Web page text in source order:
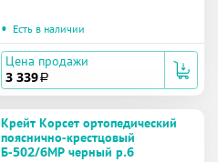
• Есть в наличии
Цена продажи
3 339 a
Крейт Корсет ортопедический
пояснично-крестцовый
Б-502/6МР черный р.6